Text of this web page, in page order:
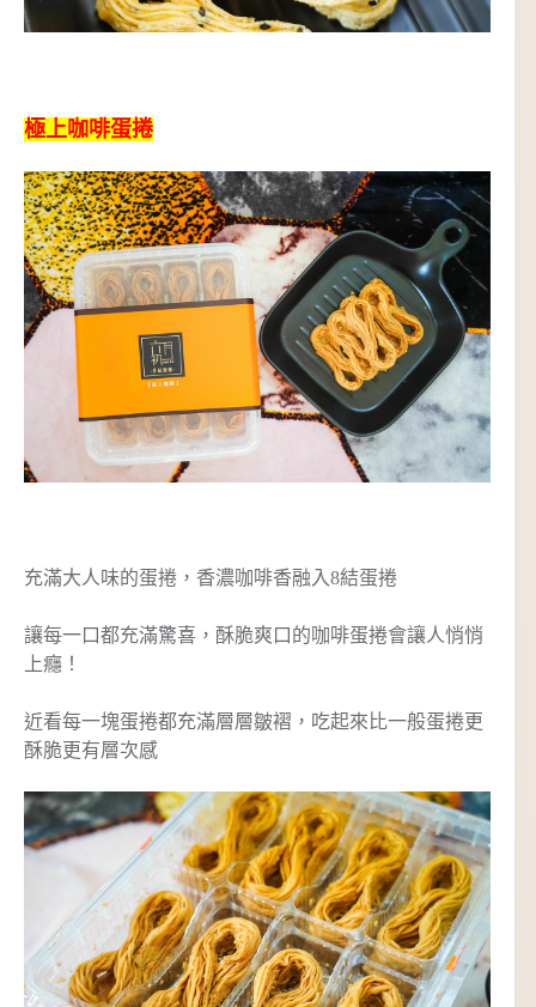
極上咖啡蛋捲
充滿大人味的蛋捲，香濃咖啡香融入8結蛋捲
讓每一口都充滿驚喜，酥脆爽口的咖啡蛋捲會讓人悄悄
上癮！
近看每一塊蛋捲都充滿層層皺褶，吃起來比一般蛋捲更
酥脆更有層次感